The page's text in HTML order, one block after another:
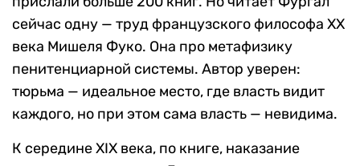
сейчас одну — труд французского философа XX
века Мишеля Фуко. Она про метафизику
пенитенциарной системы. Автор уверен:
тюрьма — идеальное место, где власть видит
каждого, но при этом сама власть — невидима.
К середине XIX века, по книге, наказание